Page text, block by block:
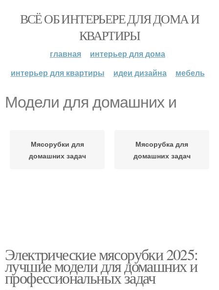
ВСЁ ОБ ИНТЕРЬЕРЕ ДЛЯ ДОМА И
КВАРТИРЫ
главная
интерьер для дома
интерьер для квартиры
идеи дизайна мебель
Модели для домашних и
Мясорубки для
домашних задач
Мясорубка для
домашних задач
Электрические мясорубки 2025:
лучшие модели для домашних и
профессиональных задач